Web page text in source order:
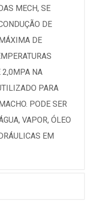
MECH, SE
DE
DE
2,0MPA NA
PARA
PODE SER
VAPOR, ÓLEO
EM